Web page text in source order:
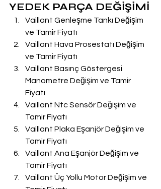
YEDEK PARÇA DEĞİŞİMİ
Vaillant Genleşme Tankı Değişim
ve Tamir Fiyatı
Vaillant Hava Prosestatı Değişim
ve Tamir Fiyatı
Vaillant Basınç Göstergesi
Manometre Değişim ve Tamir
Fiyatı
Vaillant Ntc Sensör Değişim ve
Tamir Fiyatı
Vaillant Plaka Eşanjör Değişim ve
Tamir Fiyatı
Vaillant Ana Eşanjör Değişim ve
Tamir Fiyatı
Vaillant Üç Yollu Motor Değişim ve